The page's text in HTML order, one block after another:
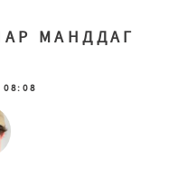
МАНДДАГ
08:08